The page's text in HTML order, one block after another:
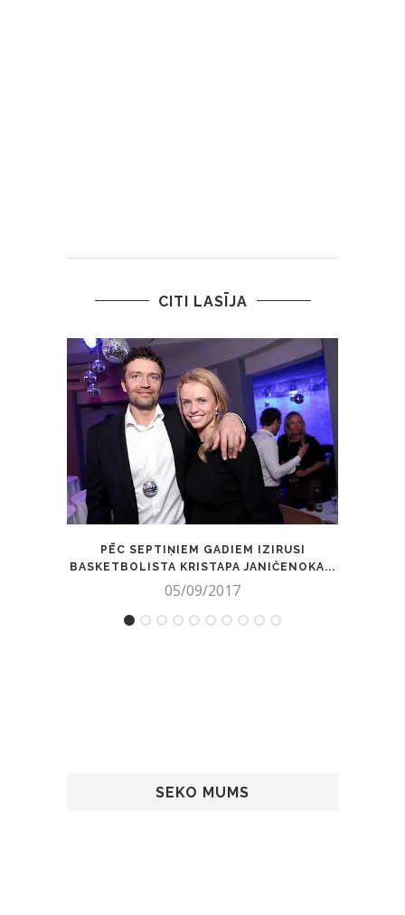
CITI LASĪJA
PĒC SEPTIŅIEM GADIEM IZIRUSI
BASKETBOLISTA KRISTAPA JANIČENOKA...
05/09/2017
SEKO MUMS